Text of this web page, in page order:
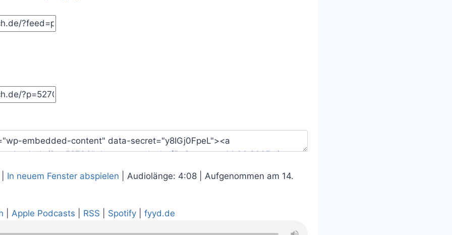
In neuem Fenster abspielen Audiolänge: 4:08
Aufgenommen am 14.
Apple Podcasts RSS Spotify fyyd.de